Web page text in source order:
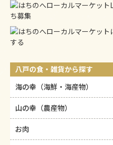
八戸の食・雑貨から探す
海の幸（海鮮・海産物）
山の幸（農産物）
お肉